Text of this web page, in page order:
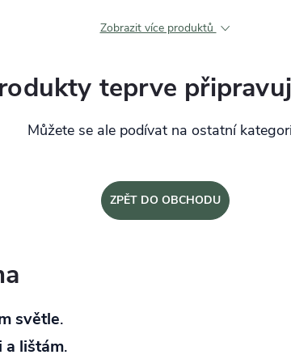
Zobrazit více produktů
teprve
Můžete se ale podívat na ostatní
ZPĚT DO OBCHODU
světle.
a lištám.